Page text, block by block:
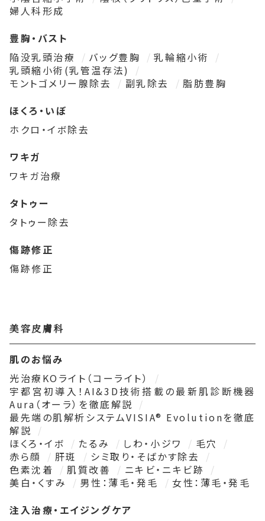
婦人科形成
豊胸・バスト
陥没乳頭治療
バッグ豊胸
乳輪縮小術
乳頭縮小術(乳管温存法)
モントゴメリー腺除去
副乳除去
脂肪豊胸
ほくろ・いぼ
ホクロ・イボ除去
ワキガ
ワキガ治療
タトゥー
タトゥー除去
傷跡修正
傷跡修正
美容皮膚科
肌のお悩み
光治療KOライト（コーライト）
宇都宮初導入！AI&3D技術搭載の最新肌診断機器
Aura（オーラ）を徹底解説
最先端の肌解析システムVISIA® Evolutionを徹底
解説
ほくろ・イボ
たるみ しわ・小ジワ
毛穴
赤ら顔
肝斑
シミ取り・そばかす除去
色素沈着
肌質改善
ニキビ・ニキビ跡
美白・くすみ
男性：薄毛・発毛
女性：薄毛・発毛
注入治療・エイジングケア